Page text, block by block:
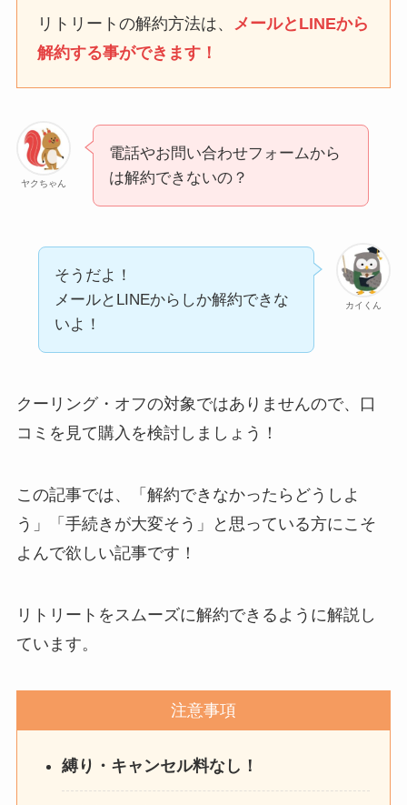
説！
ニューZの解約まとめ！
電話が繋がらない時の裏
解約できない？バロニー
を電話から解約する方法
リトリートの解約方法は、 メールとLINEから
解約する事ができます！
ヤクちゃん
電話やお問い合わせフォームから
は解約できないの？
カイくん
そうだよ！
メールとLINEからしか解約できな
いよ！
クーリング・オフの対象ではありませんので、口
コミを見て購入を検討しましょう！
この記事では、「解約できなかったらどうしよ
う」「手続きが大変そう」と思っている方にこそ
よんで欲しい記事です！
リトリートをスムーズに解約できるように解説し
ています。
注意事項
縛り・キャンセル料なし！